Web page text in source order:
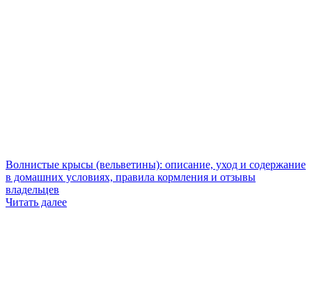
Волнистые крысы (вельветины): описание, уход и содержание
в домашних условиях, правила кормления и отзывы
владельцев
Читать далее